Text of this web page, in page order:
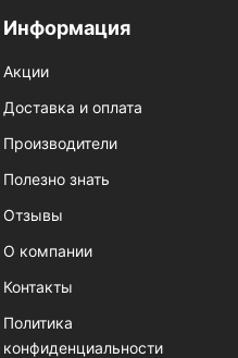
Информация
Акции
Доставка и оплата
Производители
Полезно знать
Отзывы
О компании
Контакты
Политика
конфиденциальности